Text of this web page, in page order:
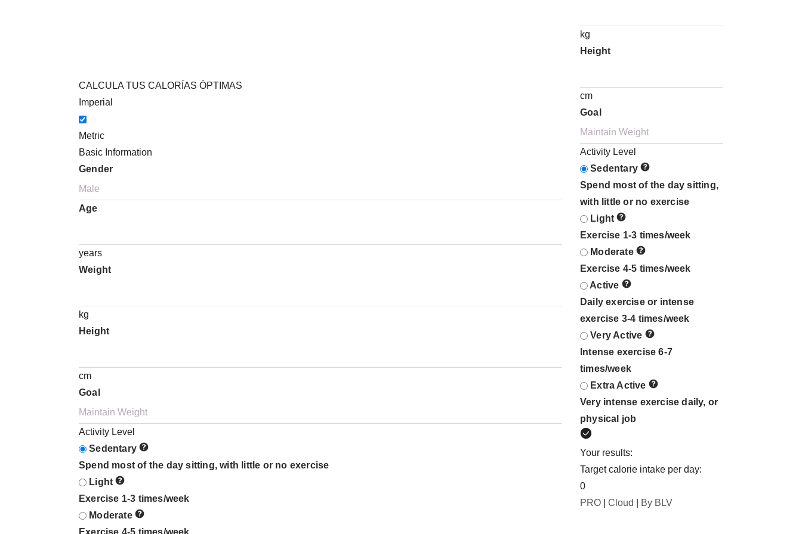
CALCULA TUS CALORÍAS ÓPTIMAS
Imperial
Metric
Basic Information
Gender
Age
years
Weight
kg
Height
cm
Goal
Activity Level
Sedentary
Spend most of the day sitting, with little or no exercise
Light
Exercise 1-3 times/week
Moderate
Exercise 4-5 times/week
kg
Height
cm
Goal
Activity Level
Sedentary
Spend most of the day sitting,
with little or no exercise
Light
Exercise 1-3 times/week
Moderate
Exercise 4-5 times/week
Active
Daily exercise or intense
exercise 3-4 times/week
Very Active
Intense exercise 6-7
times/week
Extra Active
Very intense exercise daily, or
physical job
Your results:
Target calorie intake per day:
0
PRO
Cloud By BLV